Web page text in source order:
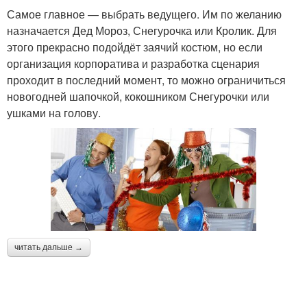
Самое главное — выбрать ведущего. Им по желанию
назначается Дед Мороз, Снегурочка или Кролик. Для
этого прекрасно подойдёт заячий костюм, но если
организация корпоратива и разработка сценария
проходит в последний момент, то можно ограничиться
новогодней шапочкой, кокошником Снегурочки или
ушками на голову.
читать дальше →